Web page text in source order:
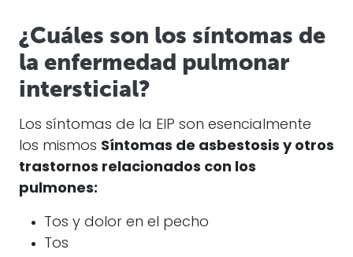
¿Cuáles son los síntomas de
la enfermedad pulmonar
intersticial?
Los síntomas de la EIP son esencialmente
los mismos Síntomas de asbestosis y otros
trastornos relacionados con los
pulmones:
Tos y dolor en el pecho
Tos